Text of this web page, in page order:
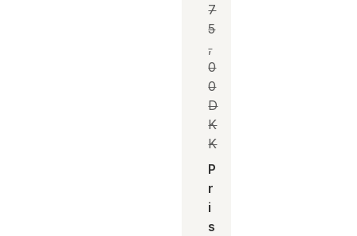
7
5
,
0
0
D
K
K
P
r
i
s